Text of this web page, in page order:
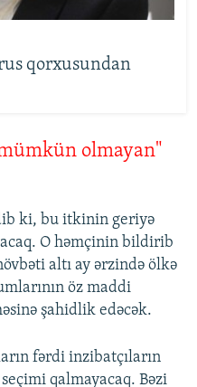
qorxusundan
olmayan"
ki, bu itkinin geriyə
O həmçinin bildirib
altı ay ərzində ölkə
öz maddi
şahidlik edəcək.
fərdi inzibatçıların
qalmayacaq. Bəzi